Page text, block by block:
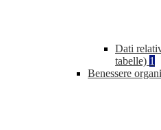
Dati
tabelle) 1
Benessere